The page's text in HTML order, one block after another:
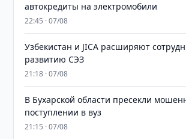
автокредиты на электромобили
22:45 · 07/08
Узбекистан и JICA расширяют
развитию СЭЗ
21:18 · 07/08
В Бухарской области пресекли
поступлении в вуз
21:15 · 07/08